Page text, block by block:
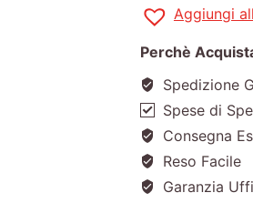
Aggiungi
Perchè
Spedizione
Spese di
Consegna
Reso Facile
Garanzia